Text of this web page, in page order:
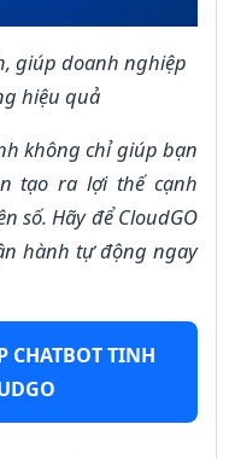
giúp doanh nghiệp
hiệu quả
không chỉ giúp bạn
tạo ra lợi thế cạnh
số. Hãy để CloudGO
hành tự động ngay
CHATBOT TINH